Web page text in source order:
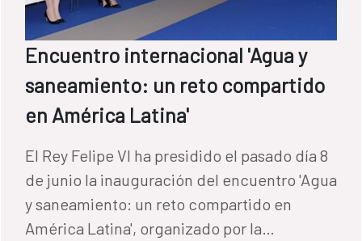
Encuentro internacional 'Agua y
saneamiento: un reto compartido
en América Latina'
El Rey Felipe VI ha presidido el pasado día 8
de junio la inauguración del encuentro 'Agua
y saneamiento: un reto compartido en
América Latina', organizado por la